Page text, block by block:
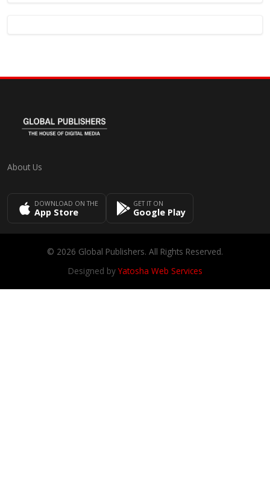
About Us
DOWNLOAD ON THE
App Store
GET IT ON
Google Play
© 2026 Global Publishers. All Rights Reserved.
Designed byYatosha Web Services